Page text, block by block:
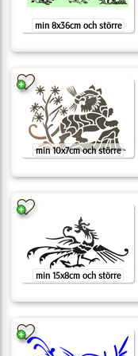
min 8x36cm och större
min 10x7cm och större
min 15x8cm och större